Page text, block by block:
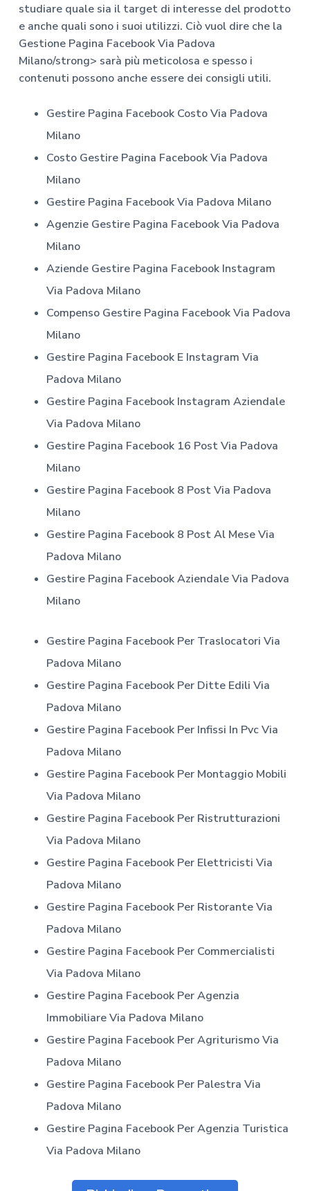
studiare quale sia il target di interesse del prodotto
e anche quali sono i suoi utilizzi. Ciò vuol dire che la
Gestione Pagina Facebook Via Padova
Milano/strong> sarà più meticolosa e spesso i
contenuti possono anche essere dei consigli utili.
Gestire Pagina Facebook CostoVia Padova
Milano
Costo Gestire Pagina FacebookVia Padova
Milano
Gestire Pagina FacebookVia Padova Milano
Agenzie Gestire Pagina FacebookVia Padova
Milano
Aziende Gestire Pagina Facebook Instagram
Via Padova Milano
Compenso Gestire Pagina FacebookVia Padova
Milano
Gestire Pagina Facebook E Instagram Via
Padova Milano
Gestire Pagina Facebook Instagram Aziendale
Via Padova Milano
Gestire Pagina Facebook 16 PostVia Padova
Milano
Gestire Pagina Facebook 8 PostVia Padova
Milano
Gestire Pagina Facebook 8 Post Al MeseVia
Padova Milano
Gestire Pagina Facebook AziendaleVia Padova
Milano
Gestire Pagina Facebook Per Traslocatori Via
Padova Milano
Gestire Pagina Facebook Per Ditte Edili Via
Padova Milano
Gestire Pagina Facebook Per Infissi In PvcVia
Padova Milano
Gestire Pagina Facebook Per Montaggio Mobili
Via Padova Milano
Gestire Pagina Facebook Per Ristrutturazioni
Via Padova Milano
Gestire Pagina Facebook Per Elettricisti Via
Padova Milano
Gestire Pagina Facebook Per RistoranteVia
Padova Milano
Gestire Pagina Facebook Per Commercialisti
Via Padova Milano
Gestire Pagina Facebook Per Agenzia
ImmobiliareVia Padova Milano
Gestire Pagina Facebook Per AgriturismoVia
Padova Milano
Gestire Pagina Facebook Per Palestra Via
Padova Milano
Gestire Pagina Facebook Per Agenzia Turistica
Via Padova Milano